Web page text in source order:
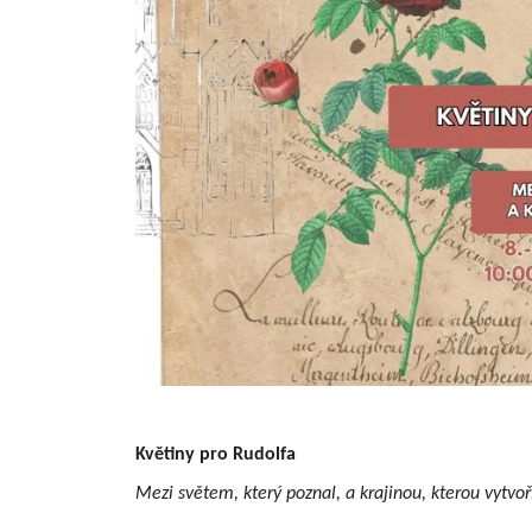
Květiny pro Rudolfa
Mezi světem, který poznal, a krajinou, kterou